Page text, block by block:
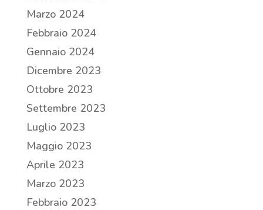
Marzo 2024
Febbraio 2024
Gennaio 2024
Dicembre 2023
Ottobre 2023
Settembre 2023
Luglio 2023
Maggio 2023
Aprile 2023
Marzo 2023
Febbraio 2023